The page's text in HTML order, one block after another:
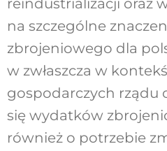
reindustrializacji oraz
na szczególne
zbrojeniowego dla
w zwłaszcza w
gospodarczych rządu
się wydatków
również o potrzebie